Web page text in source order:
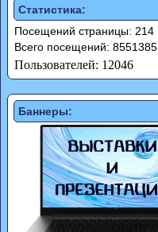
Статистика:
Посещений страницы: 214
Всего посещений: 8551385
Пользователей: 12046
Баннеры: